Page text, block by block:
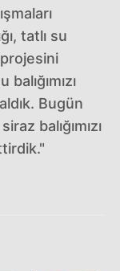
tatlı su
Bugün
balığımızı